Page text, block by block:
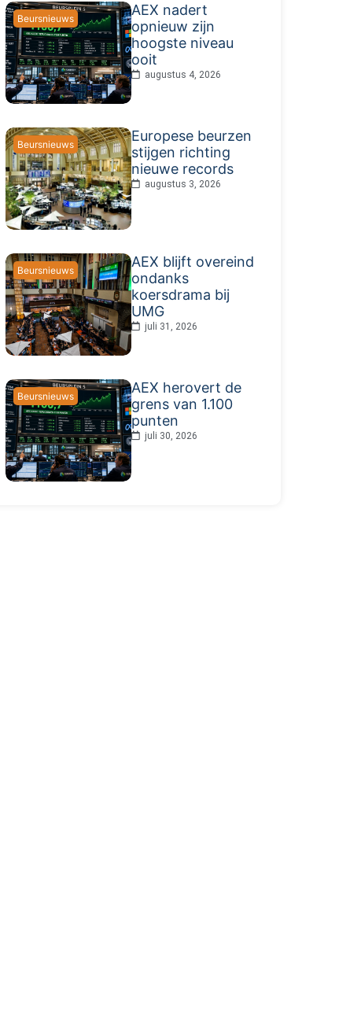
Beursnieuws
AEX nadert
opnieuw zijn
hoogste niveau
ooit
augustus 4, 2026
Beursnieuws
Europese beurzen
stijgen richting
nieuwe records
augustus 3, 2026
Beursnieuws
AEX blijft overeind
ondanks
koersdrama bij
UMG
juli 31, 2026
Beursnieuws
AEX herovert de
grens van 1.100
punten
juli 30, 2026